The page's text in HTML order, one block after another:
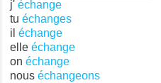
j' échange
tu échanges
il échange
elle échange
on échange
nous échangeons